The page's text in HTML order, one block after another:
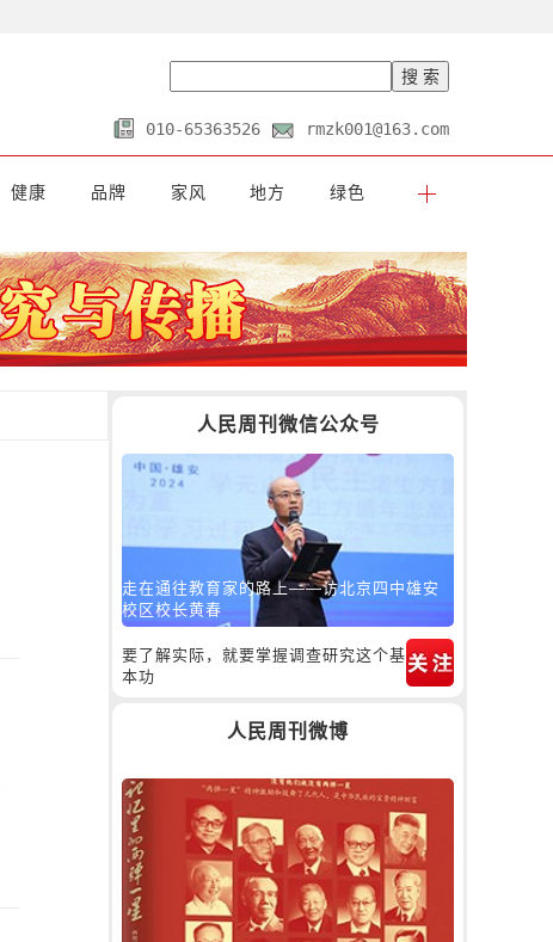
010-65363526 rmzk001@163.com
健康 品牌 家风 地方 绿色
人民周刊微信公众号
走在通往教育家的路上——访北京四中雄安
校区校长黄春
要了解实际，就要掌握调查研究这个基
本功
人民周刊微博